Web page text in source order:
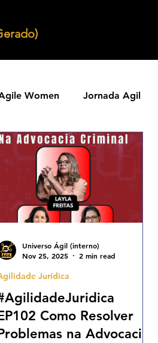
Women Jornada Agil
Ageis Parcerias Ageis
Learning Agility
Transformacao Agil Metricas
Como Resolver
na Advocacia
Jurídica
Universo Ágil (interno)
Nov 25, 2025
2 min read